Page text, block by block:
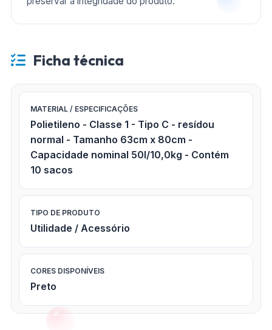
Ficha técnica
MATERIAL / ESPECIFICAÇÕES
Polietileno - Classe 1 - Tipo C - resídou
normal - Tamanho 63cm x 80cm -
Capacidade nominal 50l/10,0kg - Contém
10 sacos
TIPO DE PRODUTO
Utilidade / Acessório
CORES DISPONÍVEIS
Preto